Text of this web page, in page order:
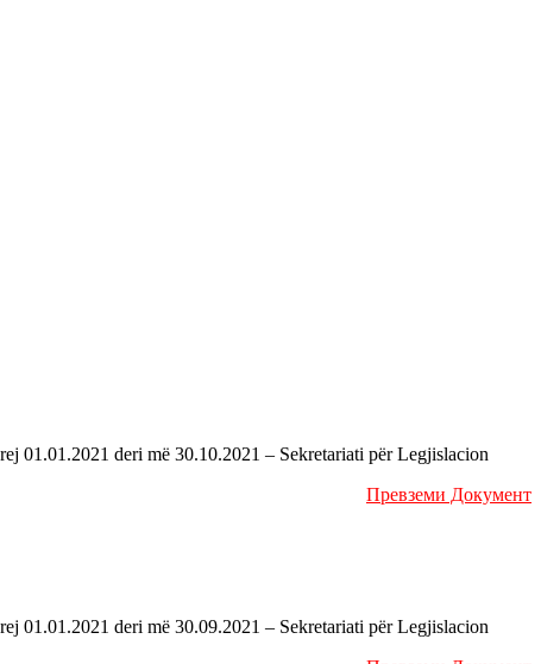
01.01.2021 deri më 30.10.2021 – Sekretariati për Legjislacion
Превземи Документ
01.01.2021 deri më 30.09.2021 – Sekretariati për Legjislacion